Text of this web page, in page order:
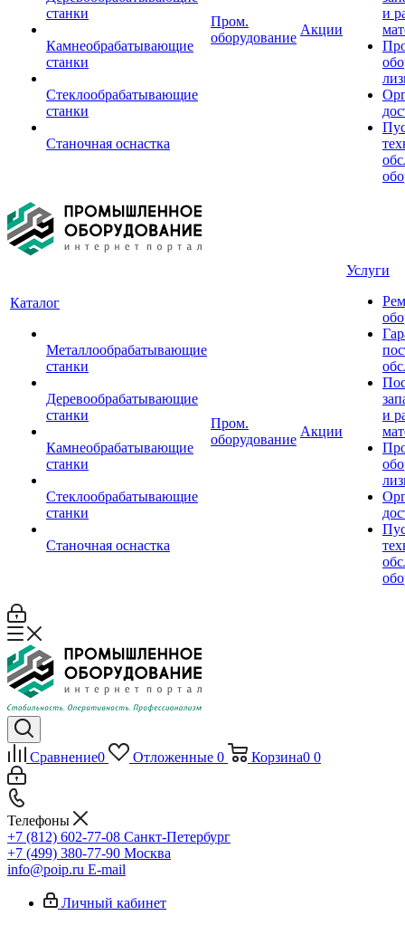
станки
Камнеобрабатывающие
станки
Стеклообрабатывающие
станки
Станочная оснастка
Пром.
оборудование
Акции
и
Каталог
Металлообрабатывающие
станки
Деревообрабатывающие
станки
Камнеобрабатывающие
станки
Стеклообрабатывающие
станки
Станочная оснастка
Пром.
оборудование
Акции
Услуги
и
Сравнение0 Отложенные 0 Корзина0 0
Телефоны
+7 (812) 602-77-08 Санкт-Петербург
+7 (499) 380-77-90 Москва
info@poip.ru E-mail
Личный кабинет